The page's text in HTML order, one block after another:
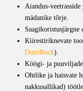
Aiandus-
mädanike tõrje.
Saagikoristusjärgne
Kiirestiriknevate
DutriRock).
Köögi- ja
Ohtlike ja haisvate
nakkusallikad)